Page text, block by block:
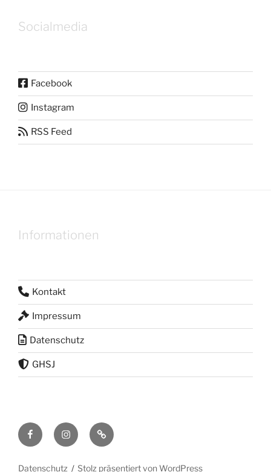
Socialmedia
Facebook
Instagram
RSS Feed
Informationen
Kontakt
Impressum
Datenschutz
GHSJ
FacebookInstagram
RSS
Datenschutz Stolz präsentiert von WordPress